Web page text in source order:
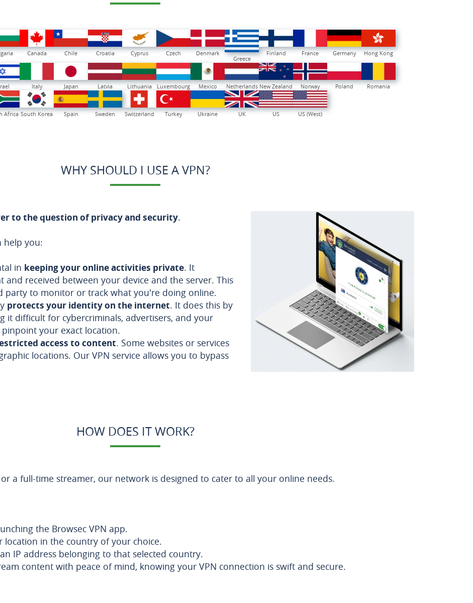
Canada Chile Croatia Cyprus Czech
Denmark
Greece
Finland France Germany Hong Kong
Italy Japan Latvia Lithuania Luxembourg Mexico Netherlands New Zealand Norway Poland Romania
Africa South Korea Spain Sweden Switzerland Turkey Ukraine UK US US (West)
WHY SHOULD I USE A VPN?
to the question of privacy and security.
help you:
in keeping your online activities private. It
and received between your device and the server. This
party to monitor or track what you're doing online.
protects your identity on the internet. It does this by
it difficult for cybercriminals, advertisers, and your
your exact location.
access to content. Some websites or services
locations. Our VPN service allows you to bypass
HOW DOES IT WORK?
a full-time streamer, our network is designed to cater to all your online needs.
the Browsec VPN app.
location in the country of your choice.
IP address belonging to that selected country.
content with peace of mind, knowing your VPN connection is swift and secure.